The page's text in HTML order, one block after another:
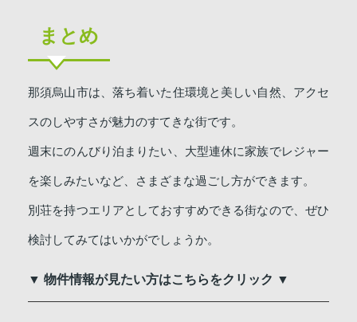
まとめ
那須烏山市は、落ち着いた住環境と美しい自然、アクセ
スのしやすさが魅力のすてきな街です。
週末にのんびり泊まりたい、大型連休に家族でレジャー
を楽しみたいなど、さまざまな過ごし方ができます。
別荘を持つエリアとしておすすめできる街なので、ぜひ
検討してみてはいかがでしょうか。
▼ 物件情報が見たい方はこちらをクリック ▼